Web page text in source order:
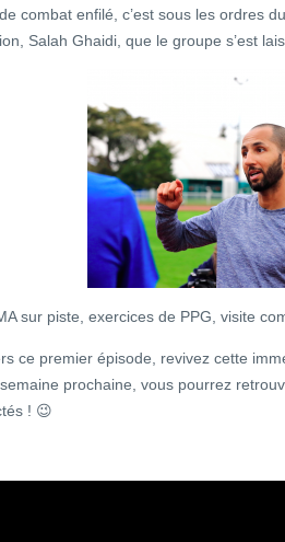
combat enfilé, c’est sous les ordres
Salah Ghaidi, que le groupe s’est
sur piste, exercices de PPG, visite
ce premier épisode, revivez cette
prochaine, vous pourrez
! 😉